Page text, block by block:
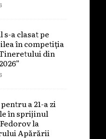
a clasat pe
în competiția
din
a 21-a zi
în sprijinul
la
Apărării